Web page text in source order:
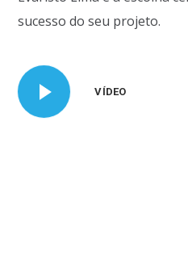
sucesso do seu projeto.
VÍDEO